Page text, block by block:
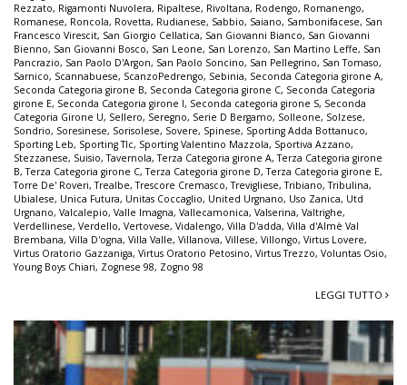
Rezzato, Rigamonti Nuvolera, Ripaltese, Rivoltana, Rodengo, Romanengo,
Romanese, Roncola, Rovetta, Rudianese, Sabbio, Saiano, Sambonifacese, San
Francesco Virescit, San Giorgio Cellatica, San Giovanni Bianco, San Giovanni
Bienno, San Giovanni Bosco, San Leone, San Lorenzo, San Martino Leffe, San
Pancrazio, San Paolo D'Argon, San Paolo Soncino, San Pellegrino, San Tomaso,
Sarnico, Scannabuese, ScanzoPedrengo, Sebinia, Seconda Categoria girone A,
Seconda Categoria girone B, Seconda Categoria girone C, Seconda Categoria
girone E, Seconda Categoria girone I, Seconda categoria girone S, Seconda
Categoria Girone U, Sellero, Seregno, Serie D Bergamo, Solleone, Solzese,
Sondrio, Soresinese, Sorisolese, Sovere, Spinese, Sporting Adda Bottanuco,
Sporting Leb, Sporting Tlc, Sporting Valentino Mazzola, Sportiva Azzano,
Stezzanese, Suisio,Tavernola,Terza Categoria girone A,Terza Categoria girone
B,Terza Categoria girone C,Terza Categoria girone D,Terza Categoria girone E,
Torre De' Roveri,Trealbe,Trescore Cremasco,Trevigliese,Tribiano,Tribulina,
Ubialese, Unica Futura, Unitas Coccaglio, United Urgnano, Uso Zanica, Utd
Urgnano, Valcalepio, Valle Imagna, Vallecamonica, Valserina, Valtrighe,
Verdellinese, Verdello, Vertovese, Vidalengo, Villa D'adda, Villa d'Almè Val
Brembana, Villa D'ogna, Villa Valle, Villanova, Villese, Villongo, Virtus Lovere,
Virtus Oratorio Gazzaniga, Virtus Oratorio Petosino, Virtus Trezzo, Voluntas Osio,
Young Boys Chiari, Zognese 98, Zogno 98
LEGGI TUTTO